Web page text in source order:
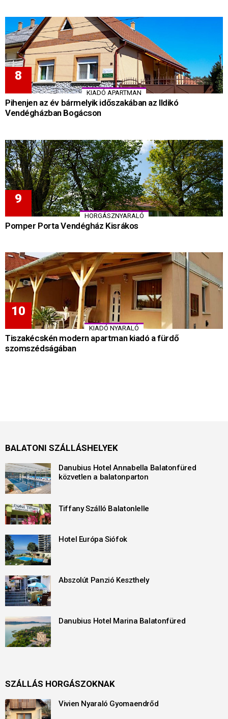
KIADÓ APARTMAN
Pihenjen az év bármelyik időszakában az Ildikó
Vendégházban Bogácson
HORGÁSZNYARALÓ
Pomper Porta Vendégház Kisrákos
KIADÓ NYARALÓ
Tiszakécskén modern apartman kiadó a fürdő
szomszédságában
BALATONI SZÁLLÁSHELYEK
Danubius Hotel Annabella Balatonfüred
közvetlen a balatonparton
Tiffany Szálló Balatonlelle
Hotel Európa Siófok
Abszolút Panzió Keszthely
Danubius Hotel Marina Balatonfüred
SZÁLLÁS HORGÁSZOKNAK
Vivien Nyaraló Gyomaendrőd